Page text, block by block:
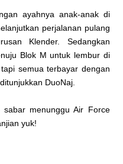
ayahnya anak-anak di
perjalanan pulang
Klender. Sedangkan
Blok M untuk lembur di
semua terbayar dengan
DuoNaj.
menunggu Air Force
yuk!